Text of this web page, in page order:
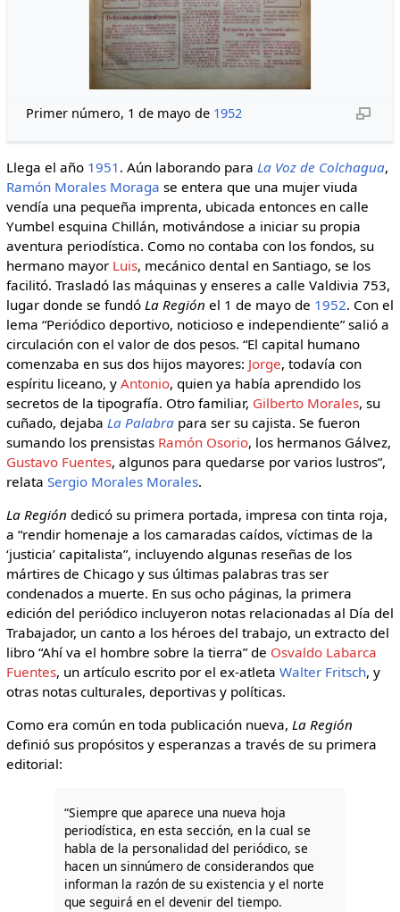
Primer número, 1 de mayo de 1952
Llega el año 1951 . Aún laborando para La Voz de Colchagua,
Ramón Morales Moraga se entera que una mujer viuda
vendía una pequeña imprenta, ubicada entonces en calle
Yumbel esquina Chillán, motivándose a iniciar su propia
aventura periodística. Como no contaba con los fondos, su
hermano mayor Luis, mecánico dental en Santiago, se los
facilitó. Trasladó las máquinas y enseres a calle Valdivia 753,
lugar donde se fundó La Región el 1 de mayo de 1952. Con el
lema “Periódico deportivo, noticioso e independiente” salió a
circulación con el valor de dos pesos. “El capital humano
comenzaba en sus dos hijos mayores: Jorge, todavía con
espíritu liceano, y Antonio, quien ya había aprendido los
secretos de la tipografía. Otro familiar, Gilberto Morales, su
cuñado, dejaba La Palabrapara ser su cajista. Se fueron
sumando los prensistas Ramón Osorio, los hermanos Gálvez,
Gustavo Fuentes, algunos para quedarse por varios lustros”,
relata Sergio Morales Morales.
La Región dedicó su primera portada, impresa con tinta roja,
a “rendir homenaje a los camaradas caídos, víctimas de la
‘justicia’ capitalista”, incluyendo algunas reseñas de los
mártires de Chicago y sus últimas palabras tras ser
condenados a muerte. En sus ocho páginas, la primera
edición del periódico incluyeron notas relacionadas al Día del
Trabajador, un canto a los héroes del trabajo, un extracto del
libro “Ahí va el hombre sobre la tierra” de Osvaldo Labarca
Fuentes, un artículo escrito por el ex-atleta Walter Fritsch, y
otras notas culturales, deportivas y políticas.
Como era común en toda publicación nueva, La Región
definió sus propósitos y esperanzas a través de su primera
editorial:
“Siempre que aparece una nueva hoja
periodística, en esta sección, en la cual se
habla de la personalidad del periódico, se
hacen un sinnúmero de considerandos que
informan la razón de su existencia y el norte
que seguirá en el devenir del tiempo.